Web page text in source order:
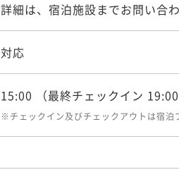
詳細は、宿泊施設までお問い合
対応
15:00 （最終チェックイン 19:00
※チェックイン及びチェックアウトは宿